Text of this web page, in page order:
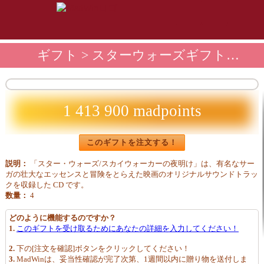
ギフト > スターウォーズギフトショップ
1 413 900 madpoints
このギフトを注文する！
説明：
「スター・ウォーズ/スカイウォーカーの夜明け」は、有名なサー
ガの壮大なエッセンスと冒険をとらえた映画のオリジナルサウンドトラッ
クを収録した CD です。
数量： 4
どのように機能するのですか？
1. このギフトを受け取るためにあなたの詳細を入力してください！
2.下の[注文を確認]ボタンをクリックしてください！
3.MadWinは、妥当性確認が完了次第、1週間以内に贈り物を送付しま